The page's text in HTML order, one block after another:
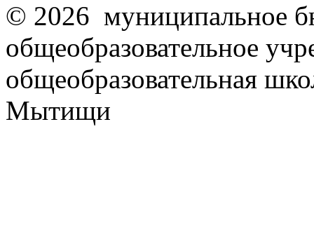
© 2026 муниципальное
общеобразовательное
общеобразовательная
Мытищи